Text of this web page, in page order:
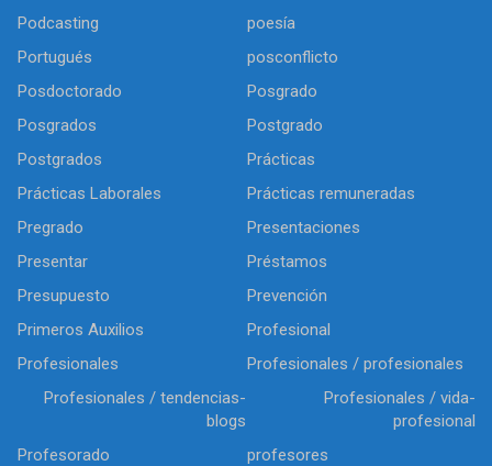
Podcasting
poesía
Portugués
posconflicto
Posdoctorado
Posgrado
Posgrados
Postgrado
Postgrados
Prácticas
Prácticas Laborales
Prácticas remuneradas
Pregrado
Presentaciones
Presentar
Préstamos
Presupuesto
Prevención
Primeros Auxilios
Profesional
Profesionales
Profesionales / profesionales
Profesionales / tendencias-
blogs
Profesionales / vida-
profesional
Profesorado
profesores